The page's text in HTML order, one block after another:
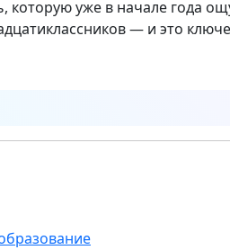
которую уже в начале года
— и это